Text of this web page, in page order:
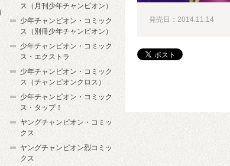
発売日：2014.11.14
ス（月刊少年チャンピオン）
少年チャンピオン・コミック
ス（別冊少年チャンピオン）
少年チャンピオン・コミック
ス・エクストラ
少年チャンピオン・コミック
ス（チャンピオンクロス）
少年チャンピオン・コミック
ス・タップ！
ヤングチャンピオン・コミッ
クス
ヤングチャンピオン烈コミッ
クス